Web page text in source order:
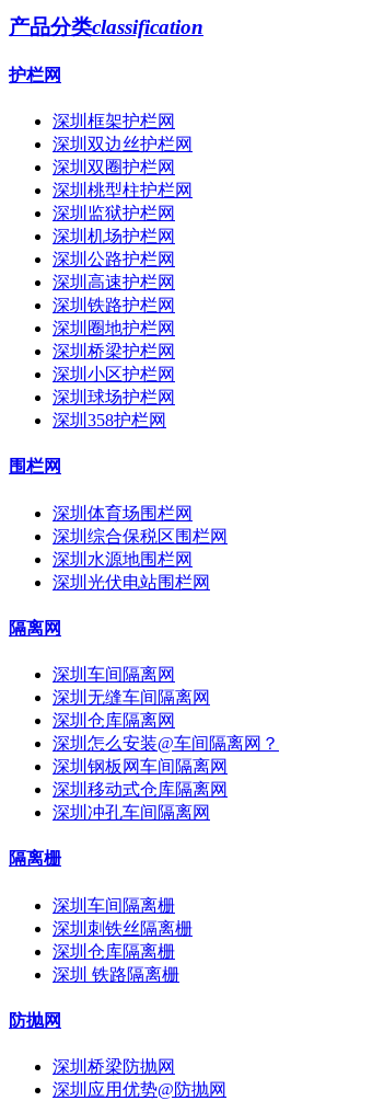
产品分类classification
护栏网
深圳框架护栏网
深圳双边丝护栏网
深圳双圈护栏网
深圳桃型柱护栏网
深圳监狱护栏网
深圳机场护栏网
深圳公路护栏网
深圳高速护栏网
深圳铁路护栏网
深圳圈地护栏网
深圳桥梁护栏网
深圳小区护栏网
深圳球场护栏网
深圳358护栏网
围栏网
深圳体育场围栏网
深圳综合保税区围栏网
深圳水源地围栏网
深圳光伏电站围栏网
隔离网
深圳车间隔离网
深圳无缝车间隔离网
深圳仓库隔离网
深圳怎么安装@车间隔离网？
深圳钢板网车间隔离网
深圳移动式仓库隔离网
深圳冲孔车间隔离网
隔离栅
深圳车间隔离栅
深圳刺铁丝隔离栅
深圳仓库隔离栅
深圳 铁路隔离栅
防抛网
深圳桥梁防抛网
深圳应用优势@防抛网